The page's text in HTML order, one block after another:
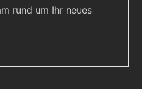
rund um Ihr neues